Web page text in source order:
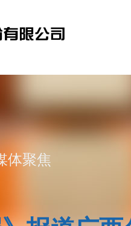
体聚焦